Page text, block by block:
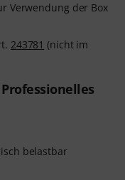
Verwendung der Box
243781 (nicht im
belastbar